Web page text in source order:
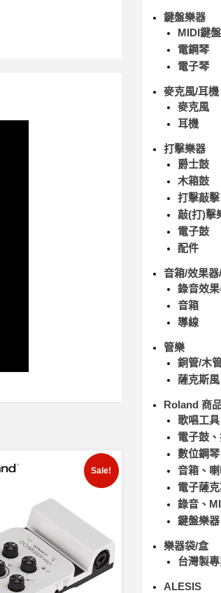
Sale!
鍵盤樂器
MIDI鍵盤
電鋼琴
電子琴
麥克風/耳機
麥克風
耳機
打擊樂器
爵士鼓
木箱鼓
打擊敲擊
敲(打)擊
電子鼓
配件
音箱/效果
錄音效
音箱
導線
管樂
銅管/木
薩克斯風
Roland 商
歌唱工具
電子鼓
數位鋼琴
音箱、喇
電子薩
錄音、
鍵盤樂器
樂器袋/盒
台灣製
ALESIS